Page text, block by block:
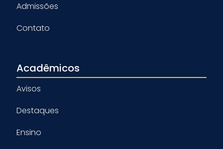
Admissões
Contato
Acadêmicos
Avisos
Destaques
Ensino